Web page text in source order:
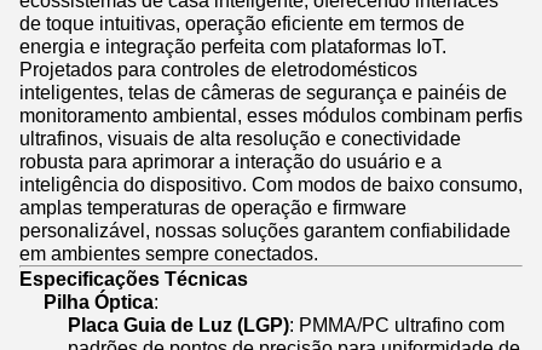
de toque intuitivas, operação eficiente em termos de
energia e integração perfeita com plataformas IoT.
Projetados para controles de eletrodomésticos
inteligentes, telas de câmeras de segurança e painéis de
monitoramento ambiental, esses módulos combinam perfis
ultrafinos, visuais de alta resolução e conectividade
robusta para aprimorar a interação do usuário e a
inteligência do dispositivo. Com modos de baixo consumo,
amplas temperaturas de operação e firmware
personalizável, nossas soluções garantem confiabilidade
em ambientes sempre conectados.
Especificações Técnicas
Pilha Óptica:
Placa Guia de Luz (LGP): PMMA/PC ultrafino com